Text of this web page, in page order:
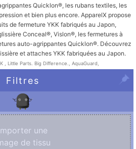
Quicklon®, les rubans textiles, les
et bien plus encore. ApparelX propose
de fermeture YKK fabriqués au Japon,
Conceal®, Vislon®, les fermetures à
auto-agrippantes Quicklon®. Découvrez
et attaches YKK fabriquées au Japon.
, Little Parts. Big Difference., AquaGuard,
Filtres
une
de tissu